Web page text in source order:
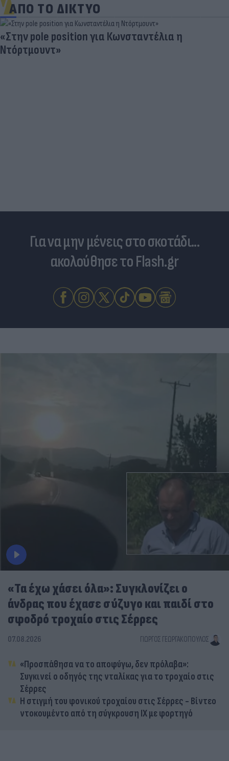
ΑΠΟ ΤΟ ΔΙΚΤΥΟ
Για να μην μένεις στο σκοτάδι...
ακολούθησε το Flash.gr
«Τα έχω χάσει όλα»: Συγκλονίζει ο
άνδρας που έχασε σύζυγο και παιδί στο
σφοδρό τροχαίο στις Σέρρες
07.08.2026 ΓΙΏΡΓΟΣ ΓΕΩΡΓΑΚΌΠΟΥΛΟΣ
«Προσπάθησα να το αποφύγω, δεν πρόλαβα»:
Συγκινεί ο οδηγός της νταλίκας για το τροχαίο στις
Σέρρες
Η στιγμή του φονικού τροχαίου στις Σέρρες - Βίντεο
ντοκουμέντο από τη σύγκρουση ΙΧ με φορτηγό